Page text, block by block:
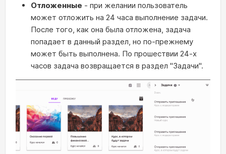
Отложенные - при желании пользователь
может отложить на 24 часа выполнение задачи.
После того, как она была отложена, задача
попадает в данный раздел, но по-прежнему
может быть выполнена. По прошествии 24-х
часов задача возвращается в раздел "Задачи".